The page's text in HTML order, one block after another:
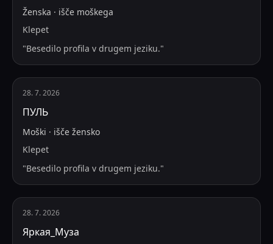
Ženska · išče moškega
Klepet
"Besedilo profila v drugem jeziku."
28. 7. 2026
ПУЛЬ
Moški · išče žensko
Klepet
"Besedilo profila v drugem jeziku."
28. 7. 2026
Яркая_Муза